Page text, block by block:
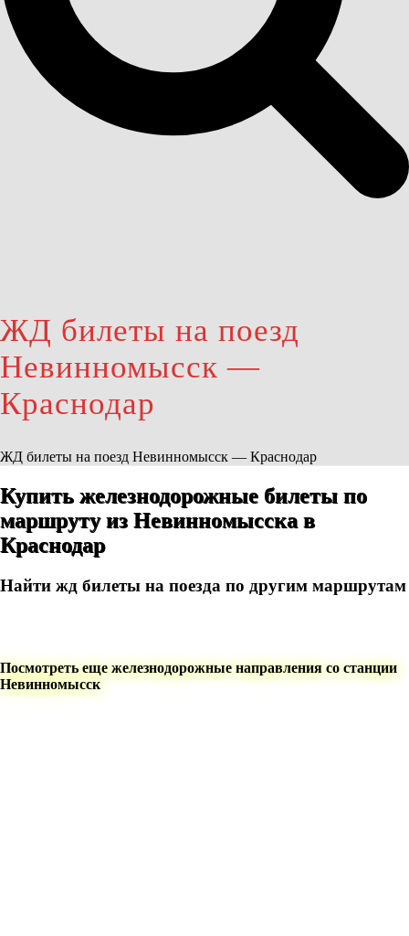
ЖД билеты на поезд
Невинномысск —
Краснодар
ЖД билеты на поезд Невинномысск — Краснодар
Купить железнодорожные билеты по
маршруту из Невинномысска в
Краснодар
Найти жд билеты на поезда по другим маршрутам
Посмотреть еще железнодорожные направления со станции
Невинномысск